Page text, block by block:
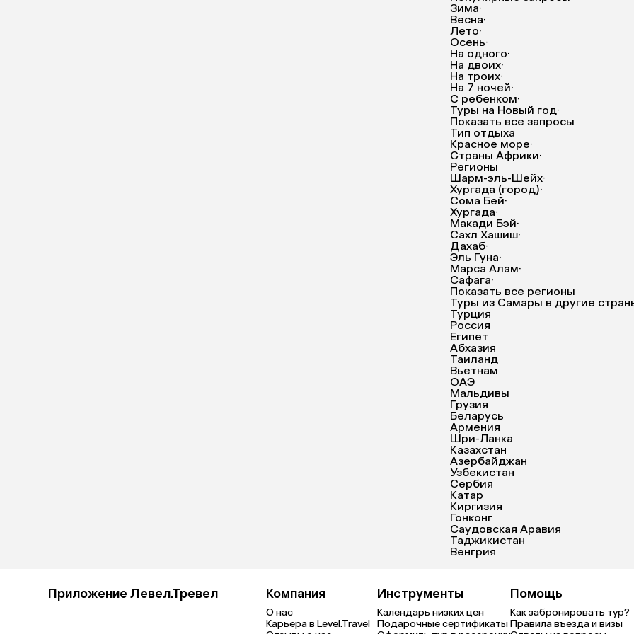
Зима·
Весна·
Лето·
Осень·
На одного·
На двоих·
На троих·
На 7 ночей·
С ребенком·
Туры на Новый год·
Показать все запросы
Тип отдыха
Красное море·
Страны Африки·
Регионы
Шарм-эль-Шейх·
Хургада (город)·
Сома Бей·
Хургада·
Макади Бэй·
Сахл Хашиш·
Дахаб·
Эль Гуна·
Марса Алам·
Сафага·
Показать все регионы
Туры из Самары в другие
Турция
Россия
Египет
Абхазия
Таиланд
Вьетнам
ОАЭ
Мальдивы
Грузия
Беларусь
Армения
Шри-Ланка
Казахстан
Азербайджан
Узбекистан
Сербия
Катар
Киргизия
Гонконг
Саудовская Аравия
Таджикистан
Венгрия
Приложение Левел.Тревел Компания
О нас
Карьера в Level.Travel
Инструменты
Календарь низких цен
Подарочные сертификаты
Помощь
Как забронировать тур?
Правила въезда и визы